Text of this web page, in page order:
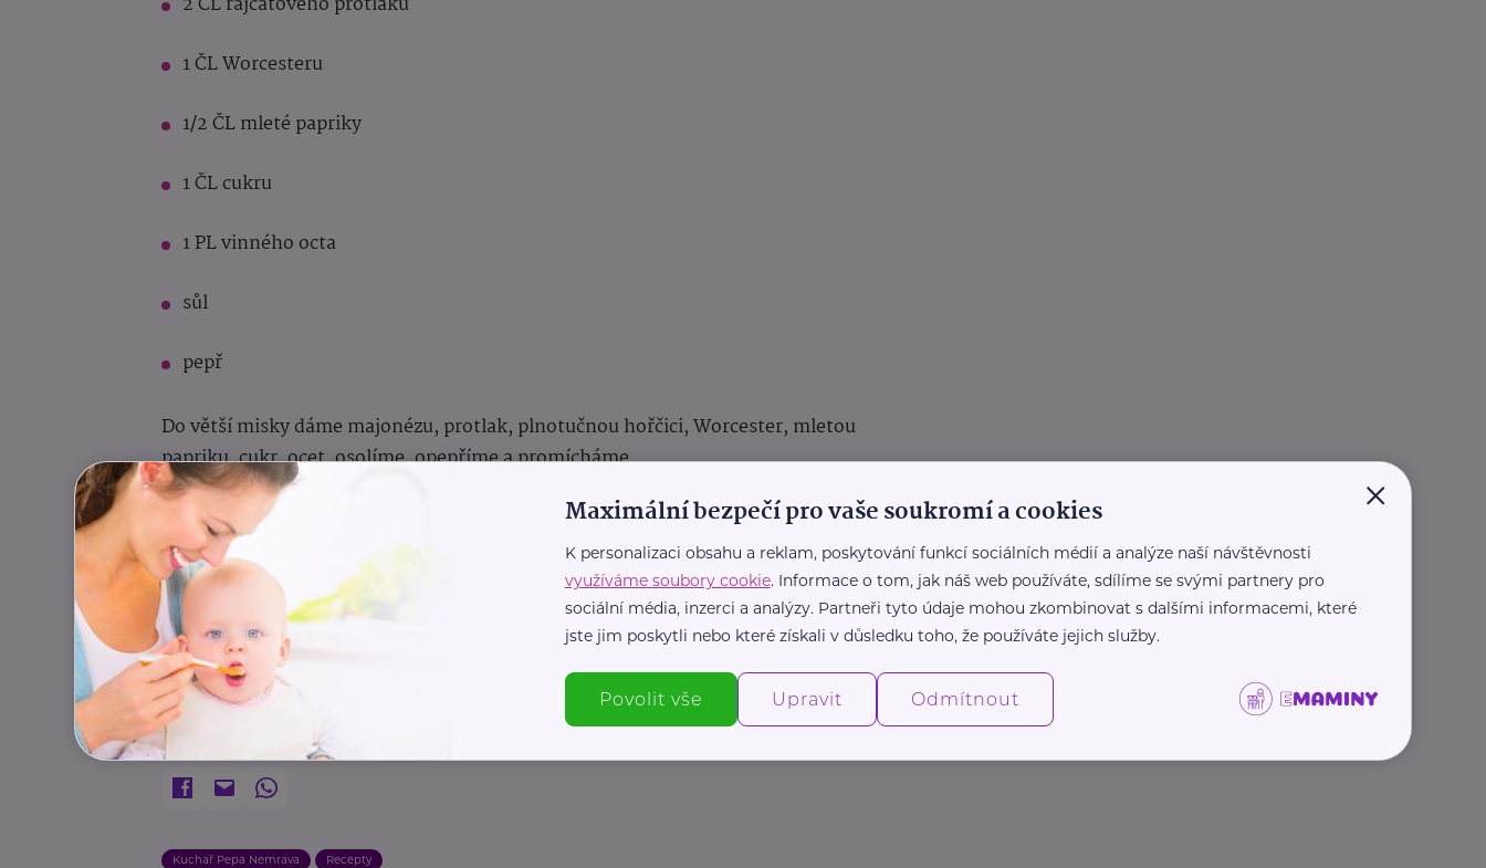
1 ČL Worcesteru
1/2 ČL mleté papriky
1 ČL cukru
1 PL vinného octa
sůl
pepř
Do větší misky dáme majonézu, protlak, plnotučnou hořčici, Worcester, mletou
papriku, cukr, ocet, osolíme, opepříme a promícháme.
Následně přidáme na nudličky nakrájené okurky, salám, sýr, nadrobno nakrájenou
cibuli a vše promícháme.
Dobrou chuť!
Autor:Kuchař Pepa Nemrava
Kuchař Pepa Nemrava Recepty
×
Maximální bezpečí pro vaše soukromí a cookies
K personalizaci obsahu a reklam, poskytování funkcí sociálních médií a analýze naší návštěvnosti
využíváme soubory cookie. Informace o tom, jak náš web používáte, sdílíme se svými partnery pro
sociální média, inzerci a analýzy. Partneři tyto údaje mohou zkombinovat s dalšími informacemi, které
jste jim poskytli nebo které získali v důsledku toho, že používáte jejich služby.
Povolit vše Upravit Odmítnout